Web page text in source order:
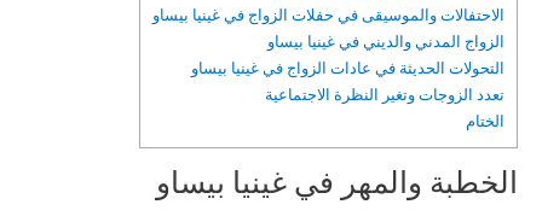
الاحتفالات والموسيقى في حفلات الزواج في غينيا بيساو
الزواج المدني والديني في غينيا بيساو
التحولات الحديثة في عادات الزواج في غينيا بيساو
تعدد الزوجات وتغير النظرة الاجتماعية
الختام
الخطبة والمهر في غينيا بيساو